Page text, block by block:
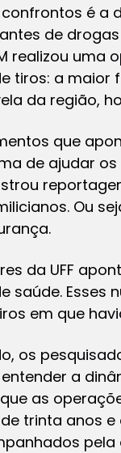
é a
de
realizou uma
tiros: a maior
da região,
que
de ajudar
Ou
da UFF
Esses
em que
os
a
as
trinta anos